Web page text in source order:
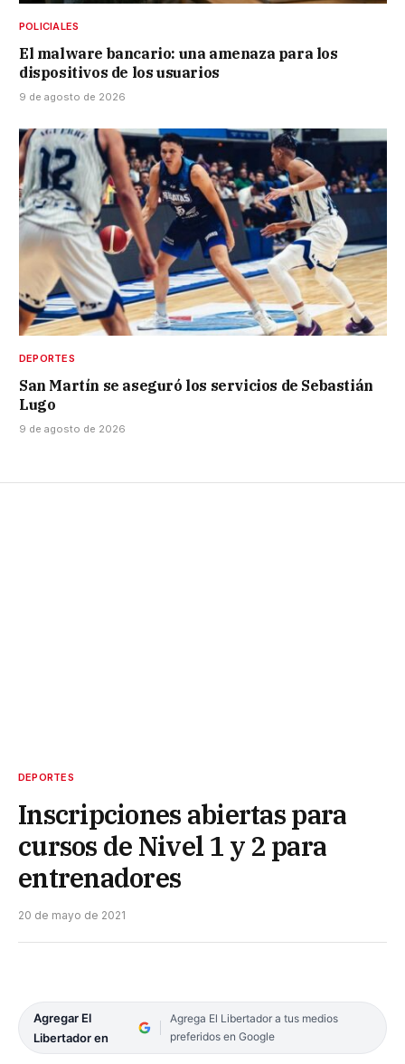
POLICIALES
El malware bancario: una amenaza para los
dispositivos de los usuarios
9 de agosto de 2026
DEPORTES
San Martín se aseguró los servicios de Sebastián
Lugo
9 de agosto de 2026
DEPORTES
Inscripciones abiertas para
cursos de Nivel 1 y 2 para
entrenadores
20 de mayo de 2021
Agregar El
Libertador en
Agrega El Libertador a tus medios
preferidos en Google